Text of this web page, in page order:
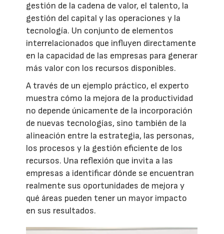
gestión de la cadena de valor, el talento, la
gestión del capital y las operaciones y la
tecnología. Un conjunto de elementos
interrelacionados que influyen directamente
en la capacidad de las empresas para generar
más valor con los recursos disponibles.
A través de un ejemplo práctico, el experto
muestra cómo la mejora de la productividad
no depende únicamente de la incorporación
de nuevas tecnologías, sino también de la
alineación entre la estrategia, las personas,
los procesos y la gestión eficiente de los
recursos. Una reflexión que invita a las
empresas a identificar dónde se encuentran
realmente sus oportunidades de mejora y
qué áreas pueden tener un mayor impacto
en sus resultados.